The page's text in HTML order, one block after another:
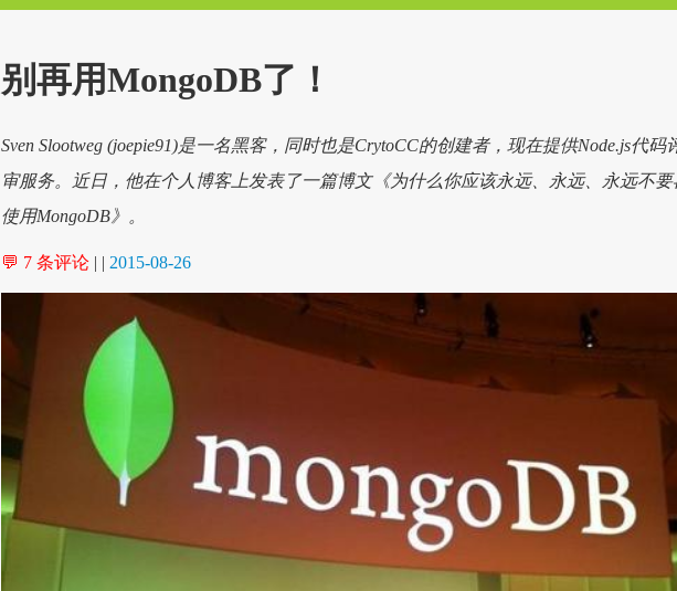
别再用MongoDB了！
Sven Slootweg (joepie91)是一名黑客，同时也是CrytoCC的创建者，现在提供Node.js代码
审服务。近日，他在个人博客上发表了一篇博文《为什么你应该永远、永远、永远不要
使用MongoDB》。
💬 7 条评论| | 2015-08-26